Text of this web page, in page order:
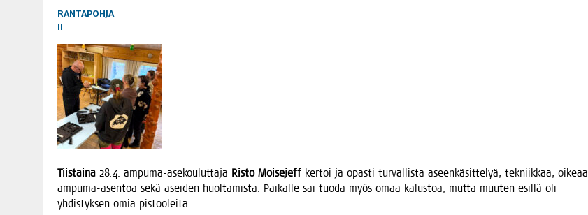
RANTAPOHJA
II
Tiis­tai­na 28.4. ampu­ma-ase­kou­lut­ta­ja Ris­to Moi­se­jeff ker­toi ja opas­ti tur­val­lis­ta aseen­kä­sit­te­lyä, tek­niik­kaa, oike­aa
ampu­ma-asen­toa sekä asei­den huol­ta­mis­ta. Pai­kal­le sai tuo­da myös omaa kalus­toa, mut­ta muu­ten esil­lä oli
yhdis­tyk­sen omia pistooleita.